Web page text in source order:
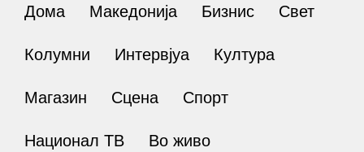
Дома Македонија Бизнис Свет
Колумни Интервјуа Култура
Магазин Сцена Спорт
Национал ТВ Во живо